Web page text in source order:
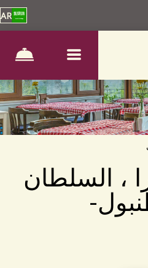
AR
، السلطان